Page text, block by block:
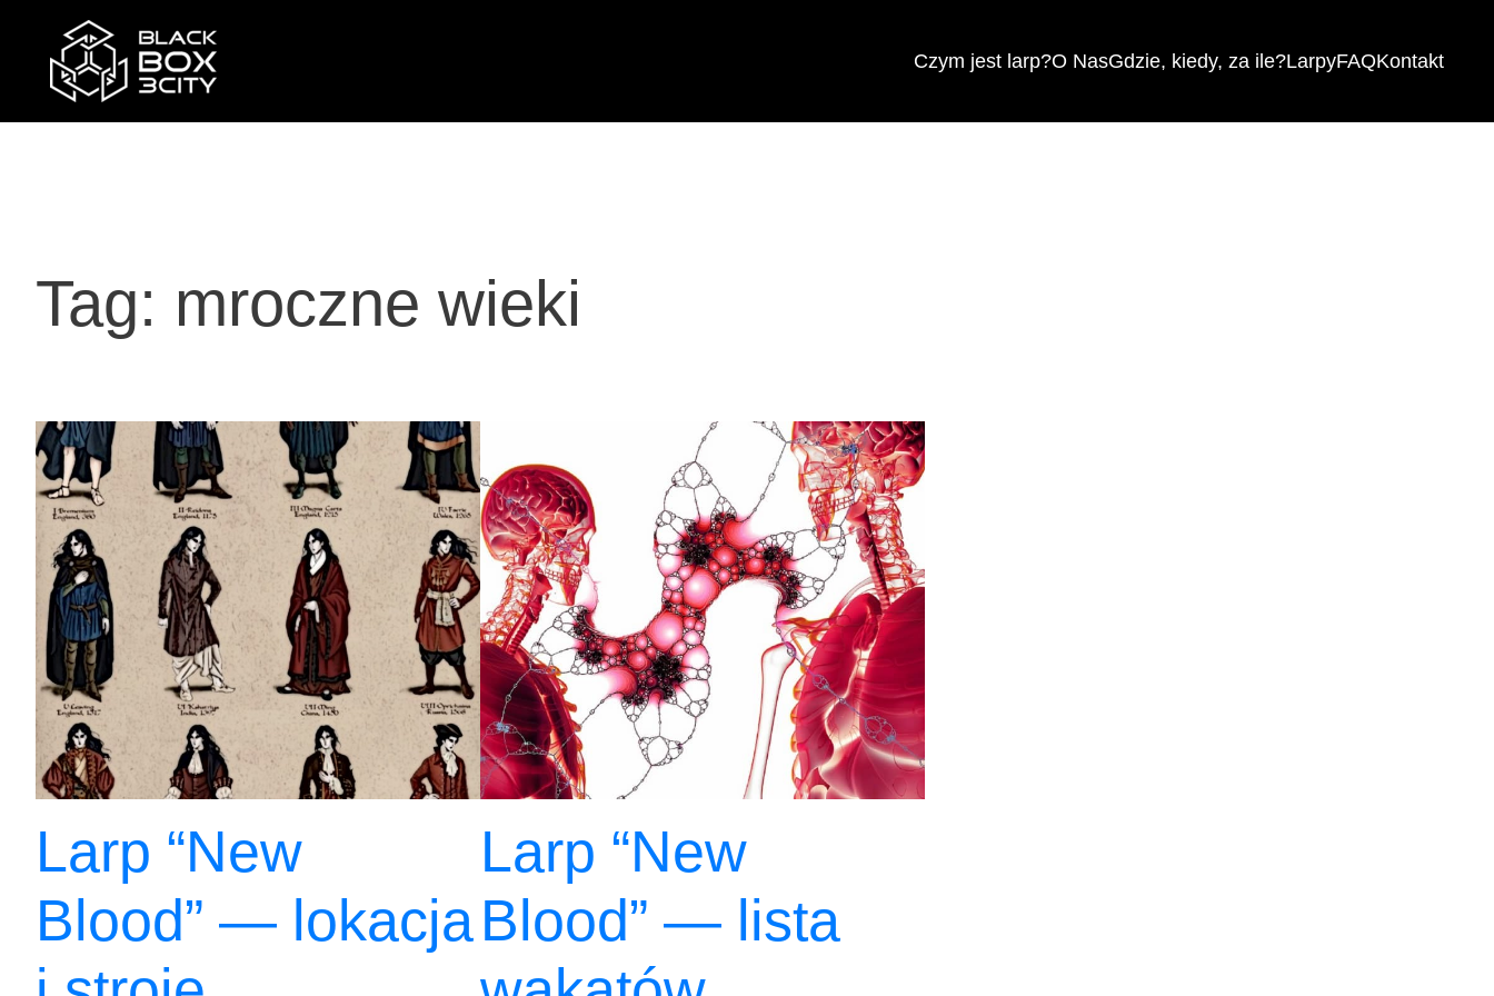
Czym jest larp?O NasGdzie, kiedy, za ile?LarpyFAQKontakt
Tag: mroczne wieki
Larp “New
Blood” — lokacja
Larp “New
Blood” — lista